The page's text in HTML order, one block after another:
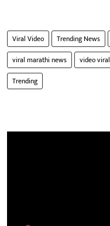
Viral Video Trending News
viral marathi news
video viral
Trending